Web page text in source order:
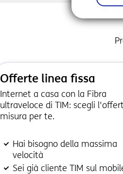
Offerte linea fissa
Internet a casa con la Fibra
ultraveloce di TIM: scegli
misura per te.
Hai bisogno della massima
velocità
Sei già cliente TIM sul